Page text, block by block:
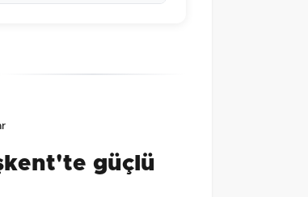
Gönder
güçlü